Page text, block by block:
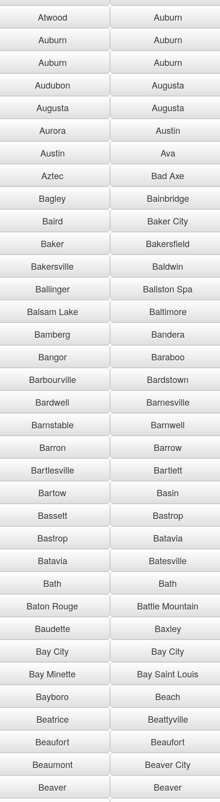
Atwood
Auburn
Auburn
Auburn
Auburn
Auburn
Audubon
Augusta
Augusta
Augusta
Aurora
Austin
Austin
Ava
Aztec
Bad Axe
Bagley
Bainbridge
Baird
Baker City
Baker
Bakersfield
Bakersville
Baldwin
Ballinger
Ballston Spa
Balsam Lake
Baltimore
Bamberg
Bandera
Bangor
Baraboo
Barbourville
Bardstown
Bardwell
Barnesville
Barnstable
Barnwell
Barron
Barrow
Bartlesville
Bartlett
Bartow
Basin
Bassett
Bastrop
Bastrop
Batavia
Batavia
Batesville
Bath
Bath
Baton Rouge
Battle Mountain
Baudette
Baxley
Bay City
Bay City
Bay Minette
Bay Saint Louis
Bayboro
Beach
Beatrice
Beattyville
Beaufort
Beaufort
Beaumont
Beaver City
Beaver
Beaver